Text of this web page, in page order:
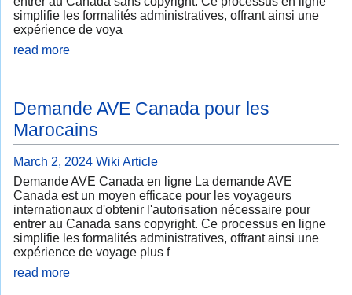
simplifie les formalités administratives, offrant ainsi une
expérience de voya
read more
Demande AVE Canada pour les
Marocains
March 2, 2024 Wiki Article
Demande AVE Canada en ligne La demande AVE
Canada est un moyen efficace pour les voyageurs
internationaux d'obtenir l'autorisation nécessaire pour
entrer au Canada sans copyright. Ce processus en ligne
simplifie les formalités administratives, offrant ainsi une
expérience de voyage plus f
read more